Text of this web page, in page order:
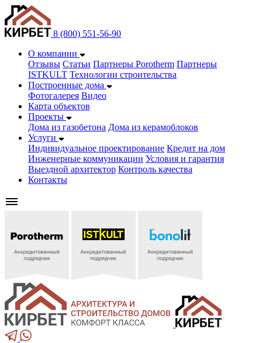
8 (800) 551-56-90
О компании
Отзывы Статьи Партнеры Porotherm Партнеры
ISTKULT Технологии строительства
Построенные дома
Фотогалерея Видео
Карта объектов
Проекты
Дома из газобетонa Дома из керамоблоков
Услуги
Индивидуальное проектирование Кредит на дом
Инженерные коммуникации Условия и гарантия
Выездной архитектор Контроль качества
Контакты